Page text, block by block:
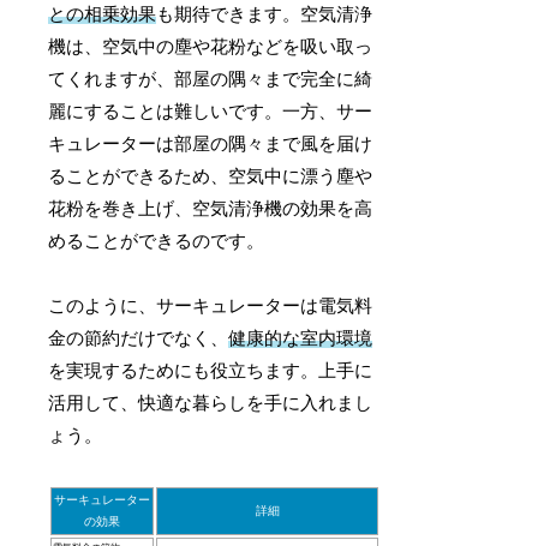
との相乗効果も期待できます。空気清浄
機は、空気中の塵や花粉などを吸い取っ
てくれますが、部屋の隅々まで完全に綺
麗にすることは難しいです。一方、サー
キュレーターは部屋の隅々まで風を届け
ることができるため、空気中に漂う塵や
花粉を巻き上げ、空気清浄機の効果を高
めることができるのです。
このように、サーキュレーターは電気料
金の節約だけでなく、健康的な室内環境
を実現するためにも役立ちます。上手に
活用して、快適な暮らしを手に入れまし
ょう。
サーキュレーター
の効果
詳細